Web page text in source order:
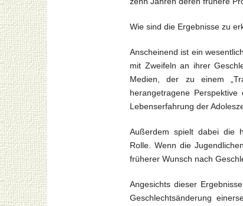
Wie sind die Ergebnisse zu
Anscheinend ist ein
mit Zweifeln an ihrer
Medien, der zu einem
herangetragene
Lebenserfahrung der
Außerdem spielt dabei die
Rolle. Wenn die
früherer Wunsch nach
Angesichts dieser
Geschlechtsänderung